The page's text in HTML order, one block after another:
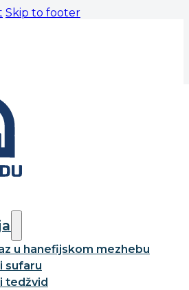
Skip to footer
u hanefijskom mezhebu
sufaru
tedžvid